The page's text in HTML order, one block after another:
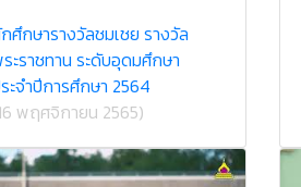
ศึกษารางวัลชมเชย รางวัล
ะราชทาน ระดับอุดมศึกษา
ะจำปีการศึกษา 2564
พฤศจิกายน 2565)